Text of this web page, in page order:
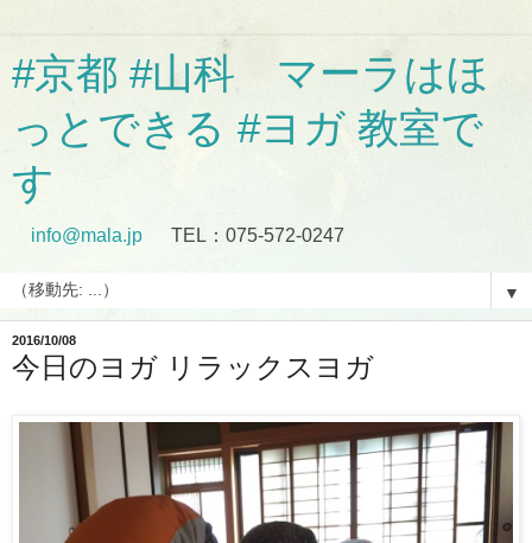
#京都 #山科 マーラはほ
っとできる #ヨガ 教室で
す
info@mala.jp TEL：075-572-0247
▼
2016/10/08
今日のヨガ リラックスヨガ